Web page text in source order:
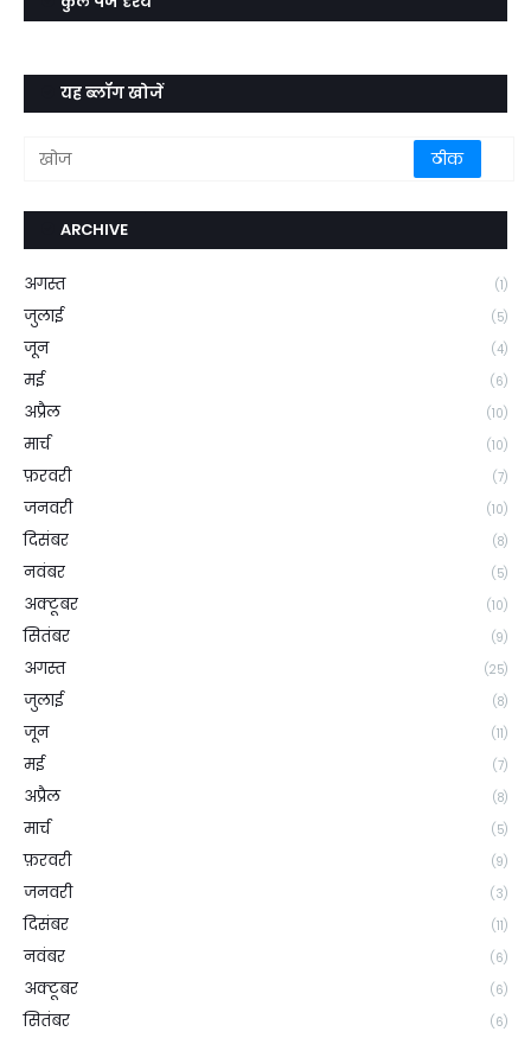
यह ब्लॉग खोजें
ARCHIVE
अगस्त (1)
जुलाई (5)
जून (4)
मई (6)
अप्रैल (10)
मार्च (10)
फ़रवरी (7)
जनवरी (10)
दिसंबर (8)
नवंबर (5)
अक्टूबर (10)
सितंबर (9)
अगस्त (25)
जुलाई (8)
जून (11)
मई (7)
अप्रैल (8)
मार्च (5)
फ़रवरी (9)
जनवरी (3)
दिसंबर (11)
नवंबर (6)
अक्टूबर (6)
सितंबर (6)